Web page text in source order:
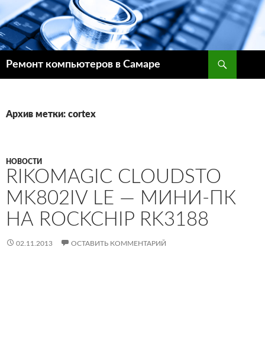
Ремонт компьютеров в Самаре
Архив метки: cortex
НОВОСТИ
RIKOMAGIC CLOUDSTO
MK802IV LE — МИНИ-ПК
НА ROCKCHIP RK3188
02.11.2013 ОСТАВИТЬ КОММЕНТАРИЙ